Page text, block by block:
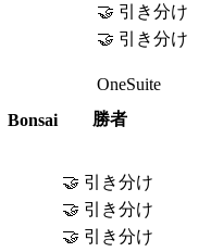
🤝 引き分け
🤝 引き分け
OneSuite
Bonsai
勝者
🤝 引き分け
🤝 引き分け
🤝 引き分け